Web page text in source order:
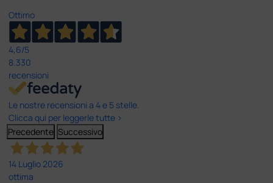
Ottimo
4,6/5
8.330
recensioni
Le nostre recensioni a 4 e 5 stelle.
Clicca qui per leggerle tutte >
Precedente Successivo
14 Luglio 2026
ottima